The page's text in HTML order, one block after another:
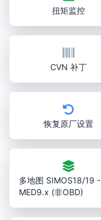
扭矩监控
CVN 补丁
恢复原厂设置
多地图 SIMOS18/19 -
MED9.x (非OBD)